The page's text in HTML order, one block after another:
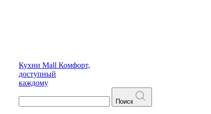
Кухни Mall Комфорт,
доступный
каждому
Поиск